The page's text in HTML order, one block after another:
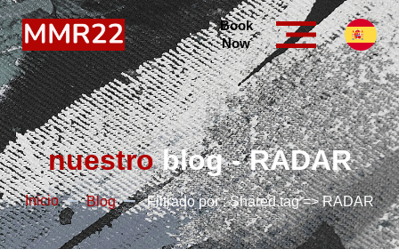
Book
Now
nuestroblog - RADAR
Inicio Blog Filtrado por : Shared.tag => RADAR